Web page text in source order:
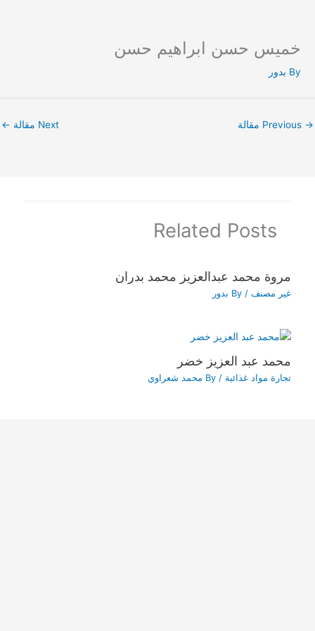
Skip
content
خميس حسن ابراهيم حسن
By بدور
→ Next مقالة ←
Related Posts
مروة محمد عبدالعزيز محمد بدران
غير مصنف / By بدور
محمد عبد العزيز خضر
تجارة مواد غذائية / By محمد شعراوي